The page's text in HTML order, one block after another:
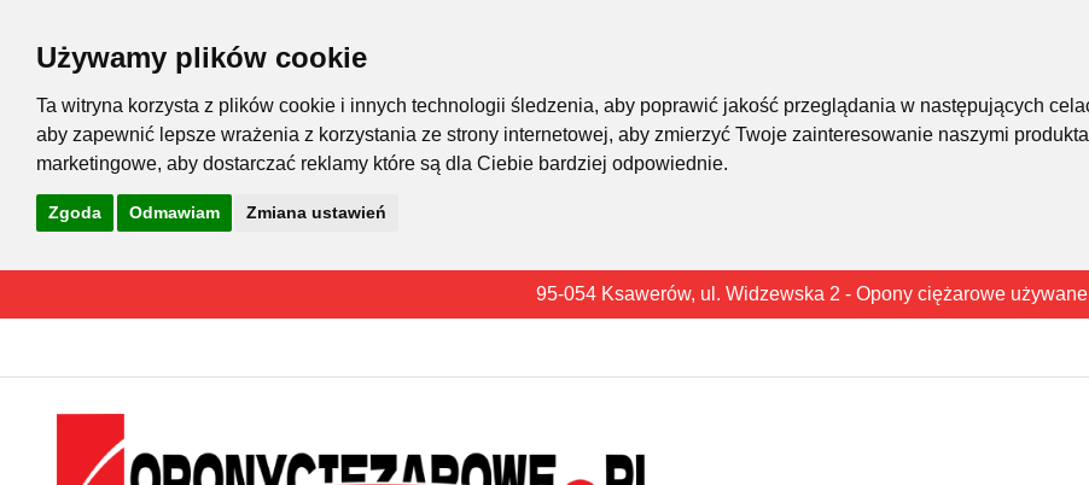
Używamy plików cookie
Ta witryna korzysta z plików cookie i innych technologii śledzenia, aby poprawić jakość przeglądania w następujących
aby zapewnić lepsze wrażenia z korzystania ze strony internetowej, aby zmierzyć Twoje zainteresowanie naszymi
marketingowe, aby dostarczać reklamy które są dla Ciebie bardziej odpowiednie.
Zgoda Odmawiam Zmiana ustawień
95-054 Ksawerów, ul. Widzewska 2 - Opony ciężarowe używane
treści